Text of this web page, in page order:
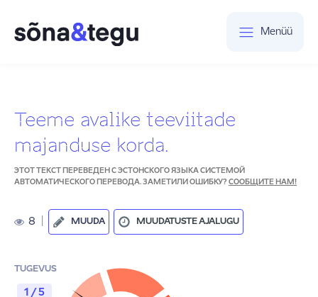
Menüü
Teeme avalike teeviitade
majanduse korda.
ЭТОТ ТЕКСТ ПЕРЕВЕДЕН С ЭСТОНСКОГО ЯЗЫКА СИСТЕМОЙ
АВТОМАТИЧЕСКОГО ПЕРЕВОДА. ЗАМЕТИЛИ ОШИБКУ? СООБЩИТЕ НАМ!
8 MUUDA MUUDATUSTE AJALUGU
TUGEVUS
1 / 5